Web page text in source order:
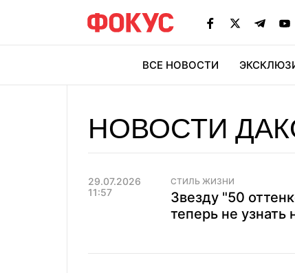
ВСЕ НОВОСТИ
НОВОСТИ
29.07.2026
11:57
СТИЛЬ ЖИЗНИ
Звезду "50
теперь не узнать